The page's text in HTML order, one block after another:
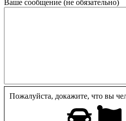
Ваше сообщение (не обязательно)
Пожалуйста, докажите, что вы